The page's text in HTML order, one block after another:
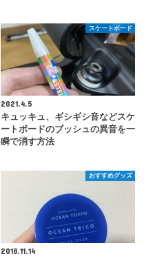
スケートボード
2021.4.5
キュッキュ、ギシギシ音などスケ
ートボードのブッシュの異音を一
瞬で消す方法
おすすめグッズ
2018.11.14